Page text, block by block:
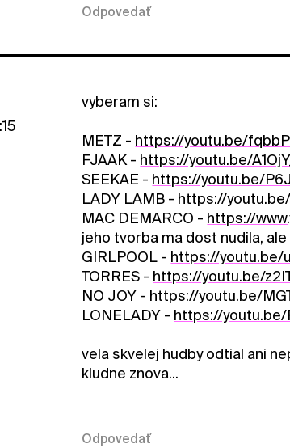
Odpovedať
vyberam si:
METZ - https://youtu.be/
FJAAK - https://youtu.be/
SEEKAE - https://youtu.be/
LADY LAMB - https://
MAC DEMARCO - https://
jeho tvorba ma dost nudila,
GIRLPOOL - https://youtu.be/
TORRES - https://youtu.be/
NO JOY - https://youtu.be/
LONELADY - https://youtu.be/
vela skvelej hudby odtial ani
kludne znova...
Odpovedať